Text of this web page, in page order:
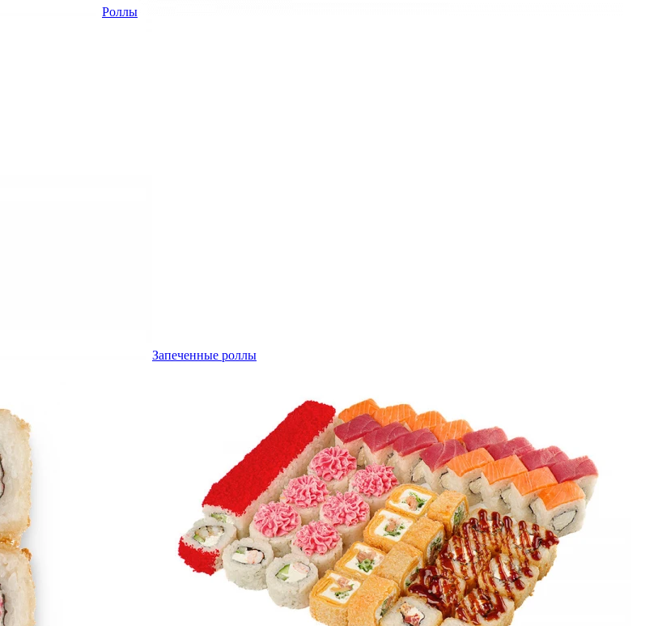
Роллы
Запеченные роллы